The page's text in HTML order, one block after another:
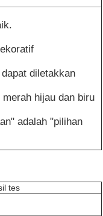
diletakkan
hijau dan biru
adalah "pilihan
tes